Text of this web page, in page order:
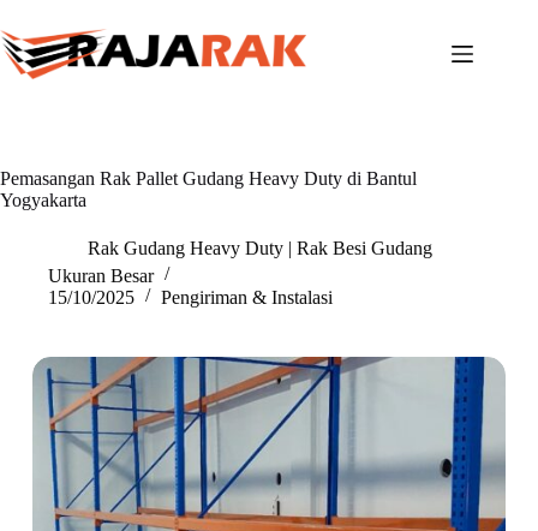
to
content
Pemasangan Rak Pallet Gudang Heavy Duty di Bantul
Yogyakarta
Rak Gudang Heavy Duty | Rak Besi Gudang
Ukuran Besar
15/10/2025
Pengiriman & Instalasi